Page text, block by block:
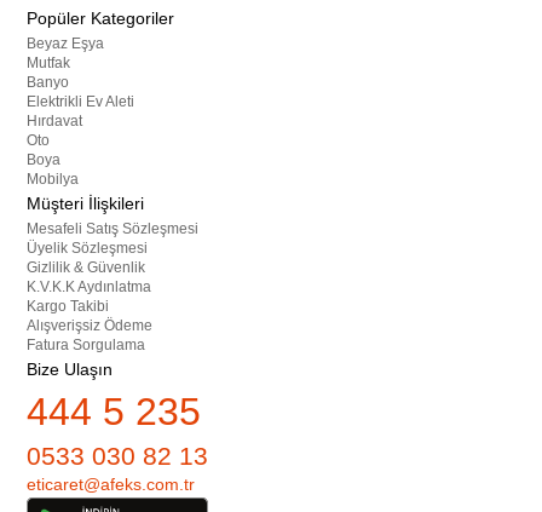
Popüler Kategoriler
Beyaz Eşya
Mutfak
Banyo
Elektrikli Ev Aleti
Hırdavat
Oto
Boya
Mobilya
Müşteri İlişkileri
Mesafeli Satış Sözleşmesi
Üyelik Sözleşmesi
Gizlilik & Güvenlik
K.V.K.K Aydınlatma
Kargo Takibi
Alışverişsiz Ödeme
Fatura Sorgulama
Bize Ulaşın
444 5 235
0533 030 82 13
eticaret@afeks.com.tr